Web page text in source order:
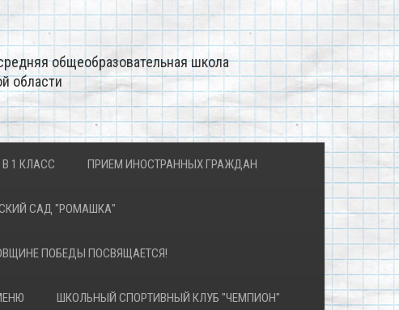
общеобразовательная школа
области
1 КЛАСС ПРИЕМ ИНОСТРАННЫХ ГРАЖДАН
САД "РОМАШКА"
ПОБЕДЫ ПОСВЯЩАЕТСЯ!
ШКОЛЬНЫЙ СПОРТИВНЫЙ КЛУБ "ЧЕМПИОН"